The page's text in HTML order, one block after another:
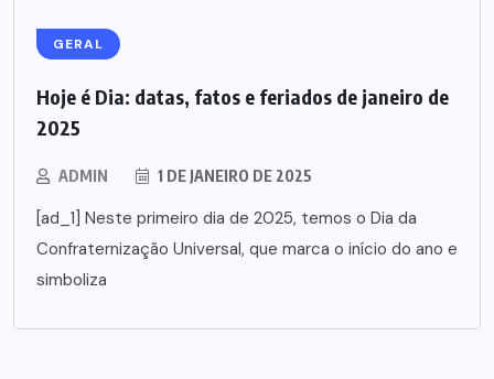
GERAL
Hoje é Dia: datas, fatos e feriados de janeiro de
2025
ADMIN 1 DE JANEIRO DE 2025
[ad_1] Neste primeiro dia de 2025, temos o Dia da
Confraternização Universal, que marca o início do ano e
simboliza